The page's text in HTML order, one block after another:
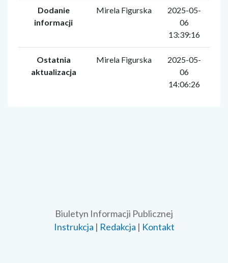
Dodanie
informacji
Mirela Figurska
2025-05-
06
13:39:16
Ostatnia
aktualizacja
Mirela Figurska
2025-05-
06
14:06:26
Biuletyn Informacji Publicznej
Instrukcja | Redakcja | Kontakt